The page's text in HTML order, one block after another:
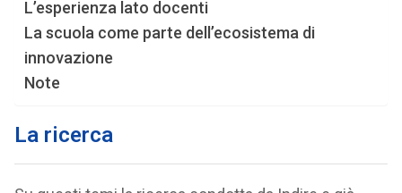
L’esperienza lato docenti
La scuola come parte dell’ecosistema di
innovazione
Note
La ricerca